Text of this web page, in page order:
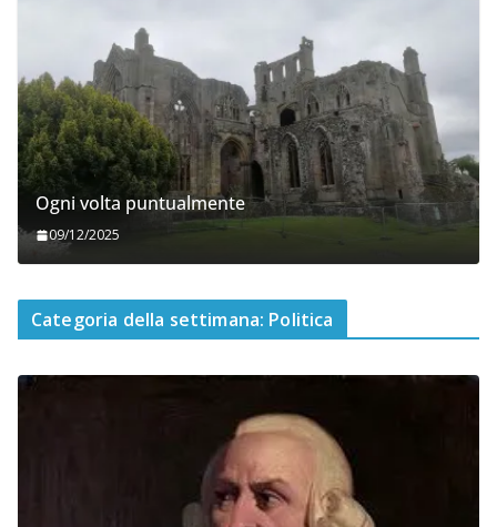
Ogni volta puntualmente
09/12/2025
Categoria della settimana: Politica